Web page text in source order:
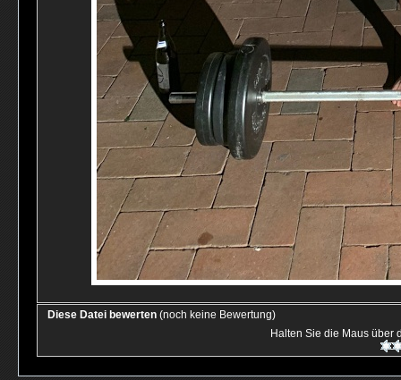
Diese Datei bewerten (noch keine Bewertung)
Halten Sie die Maus über